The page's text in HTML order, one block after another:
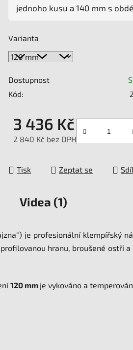
0,0
hvězdiček.
jednoho kusu a 140 mm s
Varianta
Dostupnost
Kód:
3 436 Kč
2 840 Kč bez DPH
Tisk Zeptat se
Videa (1)
je profesionální klempířský
hranu, broušené ostří
120 mm je vykováno a